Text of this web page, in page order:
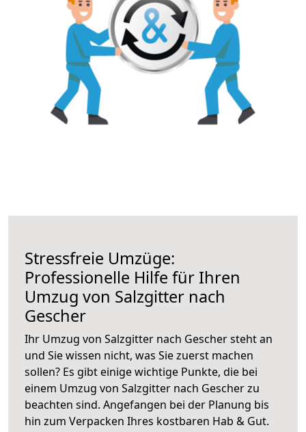
Stressfreie Umzüge:
Professionelle Hilfe für Ihren
Umzug von Salzgitter nach
Gescher
Ihr Umzug von Salzgitter nach Gescher steht an
und Sie wissen nicht, was Sie zuerst machen
sollen? Es gibt einige wichtige Punkte, die bei
einem Umzug von Salzgitter nach Gescher zu
beachten sind. Angefangen bei der Planung bis
hin zum Verpacken Ihres kostbaren Hab & Gut.